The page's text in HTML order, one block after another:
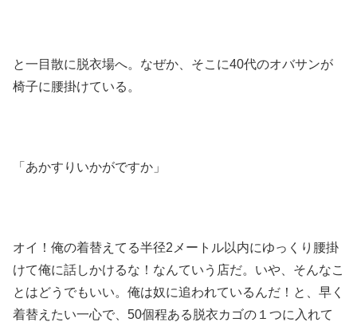
と一目散に脱衣場へ。なぜか、そこに40代のオバサンが
椅子に腰掛けている。
「あかすりいかがですか」
オイ！俺の着替えてる半径2メートル以内にゆっくり腰掛
けて俺に話しかけるな！なんていう店だ。いや、そんなこ
とはどうでもいい。俺は奴に追われているんだ！と、早く
着替えたい一心で、50個程ある脱衣カゴの１つに入れて